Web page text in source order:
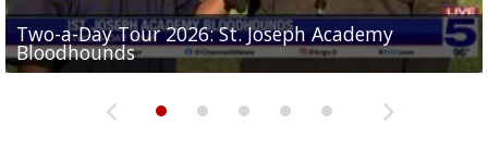
Two-a-Day Tour 2026: St. Joseph Academy
Bloodhounds
Two-a-Day Tour 2026: Sharyland Rattlers
Sit-down interview with UTRGV wide receiver
Tavian Cord
Two-a-Day Tour 2026: Raymondville Bearkats
Two-a-Day Tour 2026: Port Isabel Tarpons